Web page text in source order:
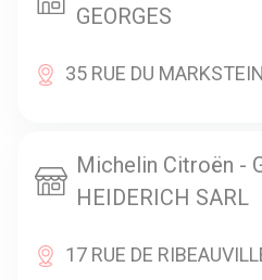
GEORGES
35 RUE DU
Michelin Citroën -
HEIDERICH SARL
17 RUE DE